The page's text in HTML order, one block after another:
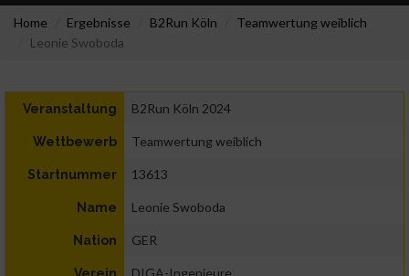
Home Ergebnisse B2Run Köln
Teamwertung weiblich
Leonie Swoboda
Veranstaltung B2Run Köln 2024
Wettbewerb Teamwertung weiblich
Startnummer 13613
Name Leonie Swoboda
Nation GER